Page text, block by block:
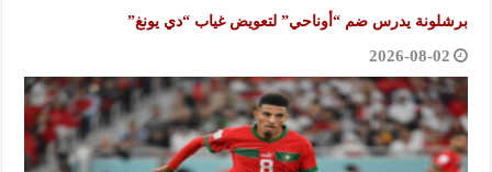
برشلونة يدرس ضم “أوناحي” لتعويض غياب “دي يونغ”
2026-08-02